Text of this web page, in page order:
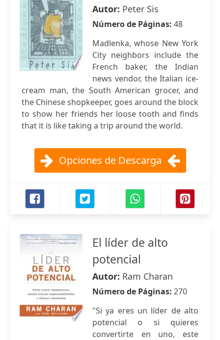
Autor: Peter Sis
Número de Páginas: 48
Madlenka, whose New York
City neighbors include the
French baker, the Indian
news vendor, the Italian ice-
cream man, the South American grocer, and
the Chinese shopkeeper, goes around the block
to show her friends her loose tooth and finds
that it is like taking a trip around the world.
Opciones de Descarga
El líder de alto
potencial
Autor: Ram Charan
Número de Páginas: 270
"Si ya eres un líder de alto
potencial o si quieres
convertirte en uno, este